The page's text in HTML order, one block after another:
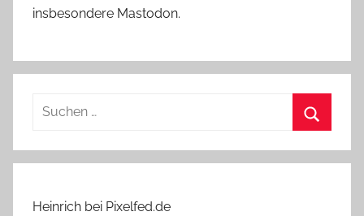
insbesondere Mastodon.
Suchen
Heinrich bei Pixelfed.de